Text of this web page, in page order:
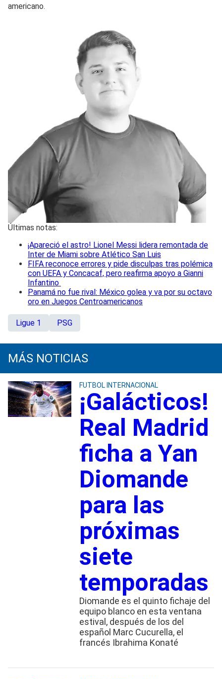
americano.
Últimas notas:
¡Apareció el astro! Lionel Messi lidera remontada de
Inter de Miami sobre Atlético San Luis
FIFA reconoce errores y pide disculpas tras polémica
con UEFA y Concacaf, pero reafirma apoyo a Gianni
Infantino
Panamá no fue rival: México golea y va por su octavo
oro en Juegos Centroamericanos
Ligue 1 PSG
MÁS NOTICIAS
FUTBOL INTERNACIONAL
¡Galácticos!
Real Madrid
ficha a Yan
Diomande
para las
próximas
siete
temporadas
Diomande es el quinto fichaje del
equipo blanco en esta ventana
estival, después de los del
español Marc Cucurella, el
francés Ibrahima Konaté